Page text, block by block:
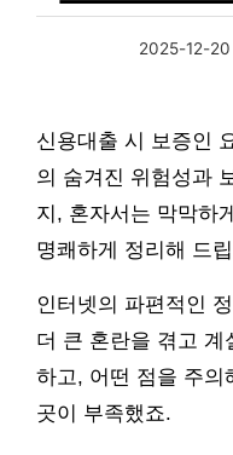
2025-12-20
신용대출 시 보증인
의 숨겨진 위험성과
지, 혼자서는 막막하
명쾌하게 정리해 드
인터넷의 파편적인
더 큰 혼란을 겪고 계
하고, 어떤 점을 주의
곳이 부족했죠.